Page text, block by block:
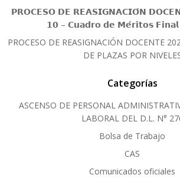
𝗣𝗥𝗢𝗖𝗘𝗦𝗢 𝗗𝗘 𝗥𝗘𝗔𝗦𝗜𝗚𝗡𝗔𝗖𝗜𝗢́𝗡
𝟭𝟬 – 𝗖𝘂𝗮𝗱𝗿𝗼 𝗱𝗲 𝗠𝗲́𝗿𝗶𝘁𝗼𝘀
PROCESO DE REASIGNACIÓN DOCENTE
DE PLAZAS POR
Categorías
ASCENSO DE PERSONAL
LABORAL DEL D.L. N°
Bolsa de Trabajo
CAS
Comunicados oficiales